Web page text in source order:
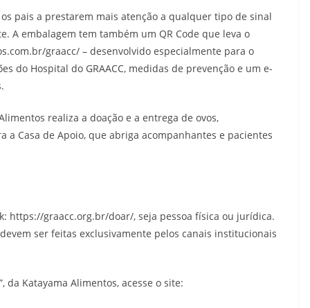
pais a prestarem mais atenção a qualquer tipo de sinal
A embalagem tem também um QR Code que leva o
graacc/ – desenvolvido especialmente para o
do Hospital do GRAACC, medidas de prevenção e um e-
realiza a doação e a entrega de ovos,
a Casa de Apoio, que abriga acompanhantes e pacientes
https://graacc.org.br/doar/, seja pessoa física ou jurídica.
ser feitas exclusivamente pelos canais institucionais
da Katayama Alimentos, acesse o site: